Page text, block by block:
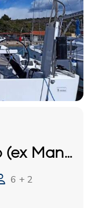
Dufour 390 GL "Esko (ex Manca)"
6 + 2